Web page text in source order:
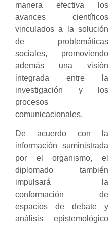
manera efectiva los
avances científicos
vinculados a la solución
de problemáticas
sociales, promoviendo
además una visión
integrada entre la
investigación y los
procesos
comunicacionales.
De acuerdo con la
información suministrada
por el organismo, el
diplomado también
impulsará la
conformación de
espacios de debate y
análisis epistemológico